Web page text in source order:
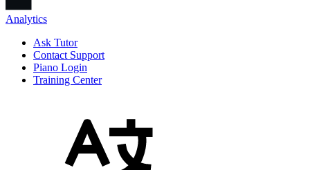
Analytics
Ask Tutor
Contact Support
Piano Login
Training Center